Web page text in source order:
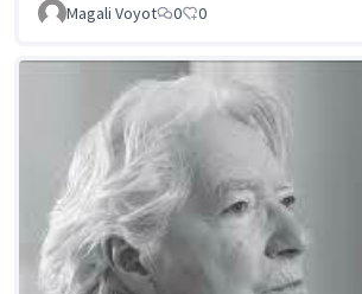
Magali Voyot 0 0